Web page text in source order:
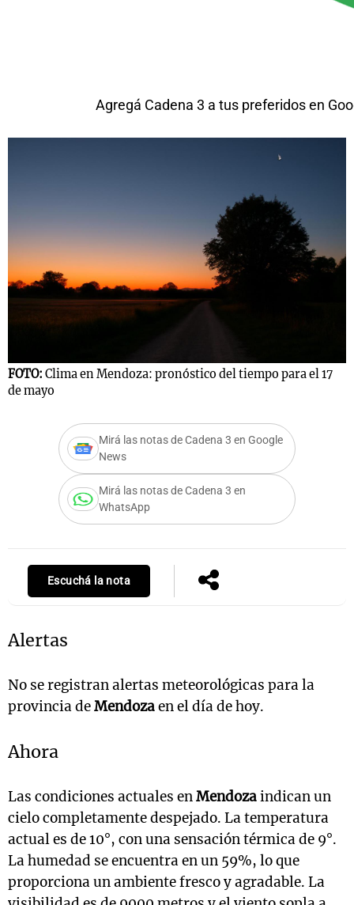
Agregá Cadena 3 a tus preferidos en
FOTO: Clima en Mendoza: pronóstico del tiempo para el 17
de mayo
Mirá las notas de Cadena 3 en Google
News
Mirá las notas de Cadena 3 en
WhatsApp
Escuchá la nota
Alertas
No se registran alertas meteorológicas para la
provincia deMendozaen el día de hoy.
Ahora
Las condiciones actuales enMendozaindican un
cielo completamente despejado. La temperatura
actual es de 10°, con una sensación térmica de 9°.
La humedad se encuentra en un 59%, lo que
proporciona un ambiente fresco y agradable. La